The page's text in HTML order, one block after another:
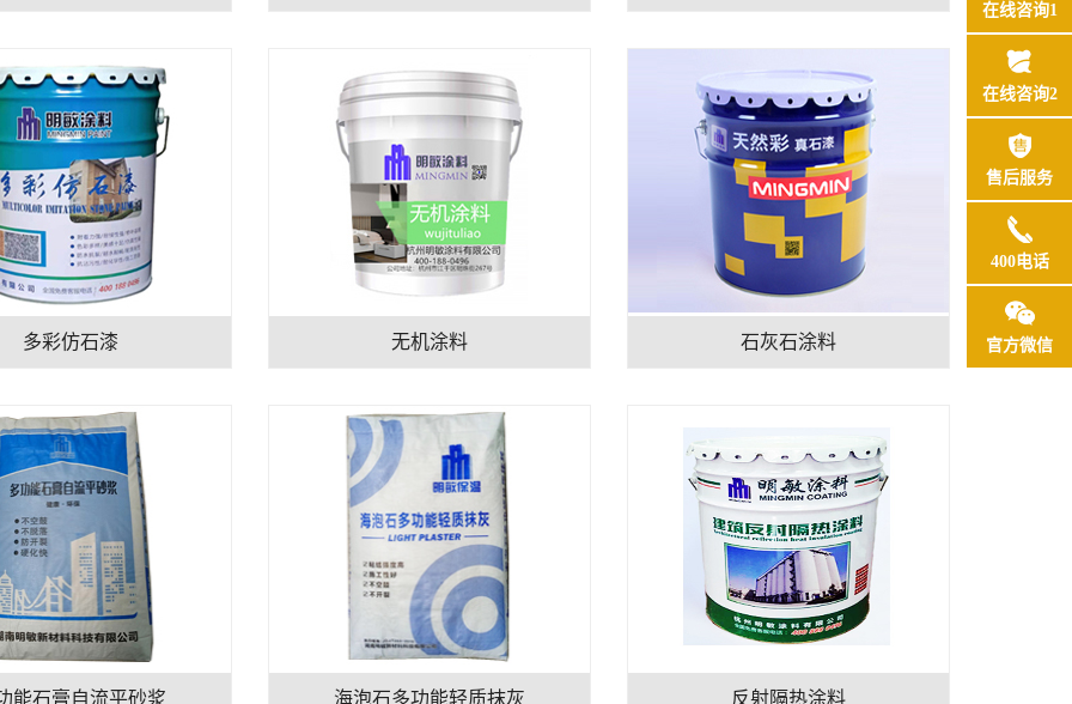
多彩仿石漆 无机涂料 石灰石涂料
能石膏自流平砂浆 海泡石多功能轻质抹灰 反射隔热涂料
在线咨询1
在线咨询2
售后服务
400电话
官方微信